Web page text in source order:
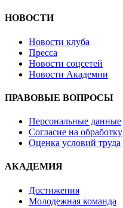
НОВОСТИ
Новости клуба
Пресса
Новости соцсетей
Новости Академии
ПРАВОВЫЕ ВОПРОСЫ
Персональные данные
Согласие на обработку
Оценка условий труда
АКАДЕМИЯ
Достижения
Молодежная команда